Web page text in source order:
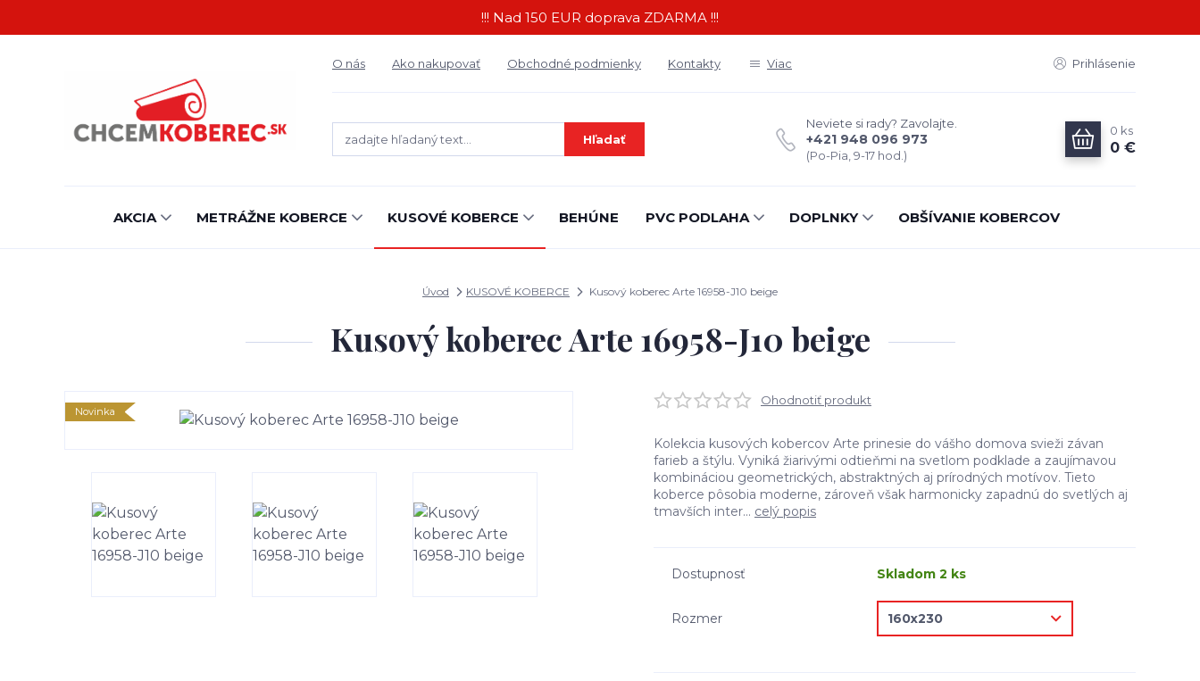
!!! Nad 150 EUR doprava ZDARMA !!!
O nás Ako nakupovať Obchodné podmienky Kontakty Viac Prihlásenie
Hľadať
Neviete si rady? Zavolajte.
+421 948 096 973
(Po-Pia, 9-17 hod.)
0 ks
0 €
AKCIA METRÁŽNE KOBERCE KUSOVÉ KOBERCE BEHÚNE PVC PODLAHA DOPLNKY OBŠÍVANIE KOBERCOV
Úvod KUSOVÉ KOBERCE Kusový koberec Arte 16958-J10 beige
Kusový koberec Arte 16958-J10 beige
Novinka
Ohodnotiť produkt
Kolekcia kusových kobercov Arte prinesie do vášho domova svieži závan
farieb a štýlu. Vyniká žiarivými odtieňmi na svetlom podklade a zaujímavou
kombináciou geometrických, abstraktných aj prírodných motívov. Tieto
koberce pôsobia moderne, zároveň však harmonicky zapadnú do svetlých aj
tmavších inter... celý popis
Dostupnosť Skladom 2 ks
Rozmer